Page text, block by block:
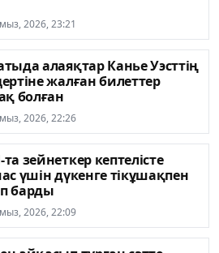
2026, 23:21
алаяқтар Канье Уэсттің
жалған билеттер
болған
2026, 22:26
зейнеткер кептелісте
үшін дүкенге тікұшақпен
барды
2026, 22:09